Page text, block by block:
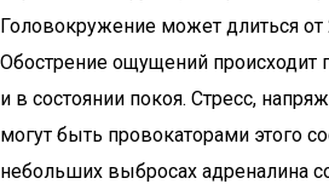
Головокружение может длиться от
Обострение ощущений происходит
и в состоянии покоя. Стресс,
могут быть провокаторами этого
небольших выбросах адреналина